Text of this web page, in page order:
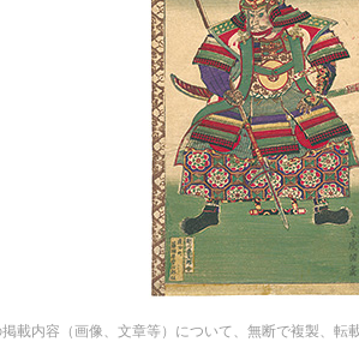
載内容（画像、文章等）について、無断で複製、転